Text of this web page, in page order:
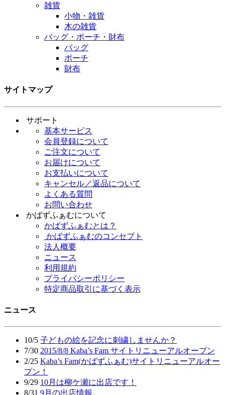
雑貨
小物・雑貨
木の雑貨
バッグ・ポーチ・財布
バッグ
ポーチ
財布
サイトマップ
サポート
基本サービス
会員登録について
ご注文について
お届けについて
お支払いについて
キャンセル／返品について
よくある質問
お問い合わせ
かばずふぁむについて
かばずふぁむとは？
かばずふぁむのコンセプト
法人概要
ニュース
利用規約
プライバシーポリシー
特定商品取引に基づく表示
ニュース
10/5 子どもの絵を記念に刺繍しませんか？
7/30 2015/8/8 Kaba’s Fam サイトリニューアルオープン
2/25 Kaba’s Fam(かばずふぁむ)サイトリニューアルオー
プン！
9/29 10月は柳ケ瀬に出店です！
8/31 9月の出店情報。